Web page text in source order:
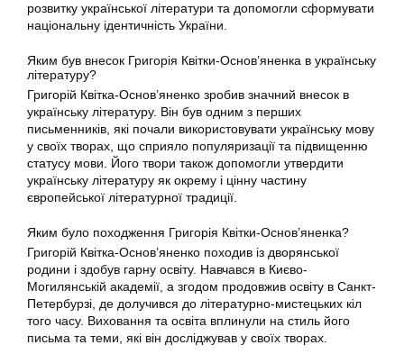
розвитку української літератури та допомогли сформувати
національну ідентичність України.
Яким був внесок Григорія Квітки-Основ’яненка в українську
літературу?
Григорій Квітка-Основ’яненко зробив значний внесок в
українську літературу. Він був одним з перших
письменників, які почали використовувати українську мову
у своїх творах, що сприяло популяризації та підвищенню
статусу мови. Його твори також допомогли утвердити
українську літературу як окрему і цінну частину
європейської літературної традиції.
Яким було походження Григорія Квітки-Основ’яненка?
Григорій Квітка-Основ’яненко походив із дворянської
родини і здобув гарну освіту. Навчався в Києво-
Могилянській академії, а згодом продовжив освіту в Санкт-
Петербурзі, де долучився до літературно-мистецьких кіл
того часу. Виховання та освіта вплинули на стиль його
письма та теми, які він досліджував у своїх творах.